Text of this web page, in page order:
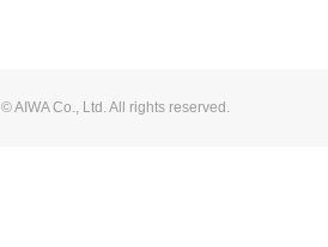
© AIWA Co., Ltd. All rights reserved.